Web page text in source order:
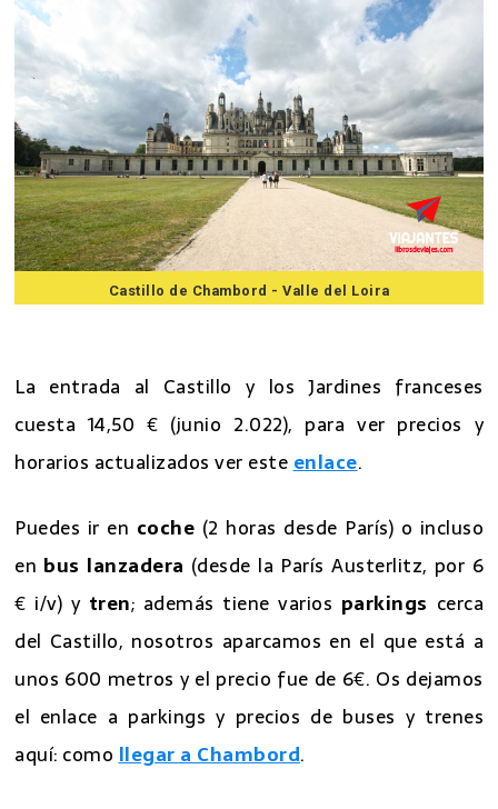
Castillo de Chambord - Valle del Loira
La entrada al Castillo y los Jardines franceses
cuesta 14,50 € (junio 2.022), para ver precios y
horarios actualizados ver esteenlace.
Puedes ir en coche (2 horas desde París) o incluso
en bus lanzadera (desde la París Austerlitz, por 6
€ i/v) y tren; además tiene varios parkings cerca
del Castillo, nosotros aparcamos en el que está a
unos 600 metros y el precio fue de 6€. Os dejamos
el enlace a parkings y precios de buses y trenes
aquí: comollegar a Chambord.